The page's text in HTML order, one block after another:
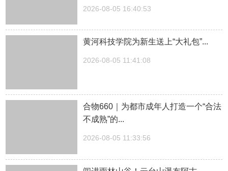
2026-08-05 16:40:53
黄河科技学院为新生送上“大礼包”...
2026-08-05 11:41:08
合物660｜为都市成年人打造一个“合法
不成熟”的...
2026-08-05 11:33:56